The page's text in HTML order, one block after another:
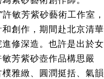
敏芳紫砂藝術工作室，
創作，期間赴北京清華
修深造。也許是出於女
芳紫砂壺作品構思嚴
雅緻、圓潤挺括、氣韻